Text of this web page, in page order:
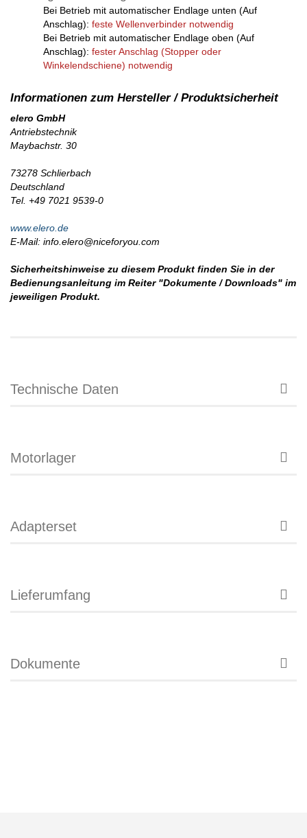
Bei Betrieb mit automatischer Endlage unten (Auf
Anschlag): feste Wellenverbinder notwendig
Bei Betrieb mit automatischer Endlage oben (Auf
Anschlag): fester Anschlag (Stopper oder
Winkelendschiene) notwendig
elero GmbH
Antriebstechnik
Maybachstr. 30
73278 Schlierbach
Deutschland
Tel. +49 7021 9539-0
www.elero.de
E-Mail: info.elero@niceforyou.com
Sicherheitshinweise zu diesem Produkt finden Sie in der
Bedienungsanleitung im Reiter "Dokumente / Downloads" im
jeweiligen Produkt.
Technische Daten
Motorlager
Adapterset
Lieferumfang
Dokumente